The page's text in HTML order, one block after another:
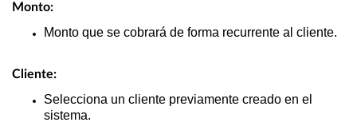
Monto:
Monto que se cobrará de forma recurrente al cliente.
Cliente:
Selecciona un cliente previamente creado en el
sistema.